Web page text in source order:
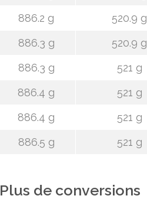
886.2 g 520.9 g
886.3 g 520.9 g
886.3 g 521 g
886.4 g 521 g
886.4 g 521 g
886.5 g 521 g
Plus de conversions